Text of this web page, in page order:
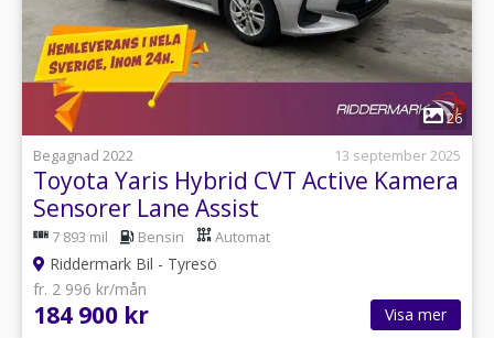
26
Begagnad 2022
13 september 2025
Toyota Yaris Hybrid CVT Active Kamera
Sensorer Lane Assist
7 893 mil Bensin Automat
Riddermark Bil - Tyresö
fr. 2 996 kr/mån
184 900 kr Visa mer